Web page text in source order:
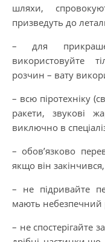
шляхи,
призведуть до
– для
використовуйте
розчин – вату
– всю піротехніку
ракети, звукові
виключно в
– обов’язково
якщо він
– не підривайте
мають небезпечний
– не спостерігайте